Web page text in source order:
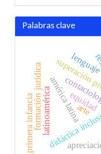
Palabras clave
didáctica
américa latinaequidad
latinoamérica
formación jurídica
primera infancia arte